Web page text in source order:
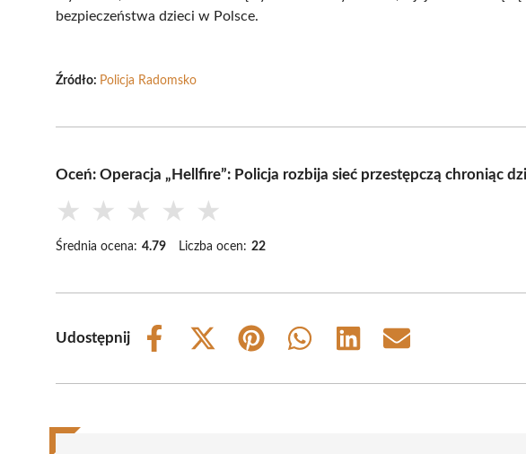
bezpieczeństwa dzieci w Polsce.
Źródło: Policja Radomsko
Oceń: Operacja „Hellfire”: Policja rozbija sieć przestępczą chroniąc
★ ★ ★ ★ ★
Średnia ocena: 4.79 Liczba ocen: 22
Udostępnij
Share
Share
(Twitter)
Share
Share
Share
Share